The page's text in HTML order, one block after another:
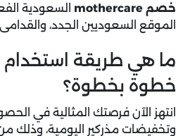
خصم mothercare
السعودية
الموقع السعوديين الجدد،
ما هي طريقة استخدام
خطوة بخطوة؟
انتهز الآن فرصتك المثالية في
وتخفيضات مذركير اليومية، وذلك